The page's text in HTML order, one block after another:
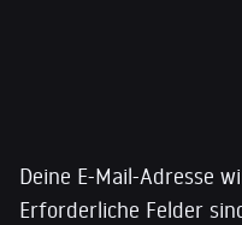
Deine E-Mail-Adresse
Erforderliche Felder